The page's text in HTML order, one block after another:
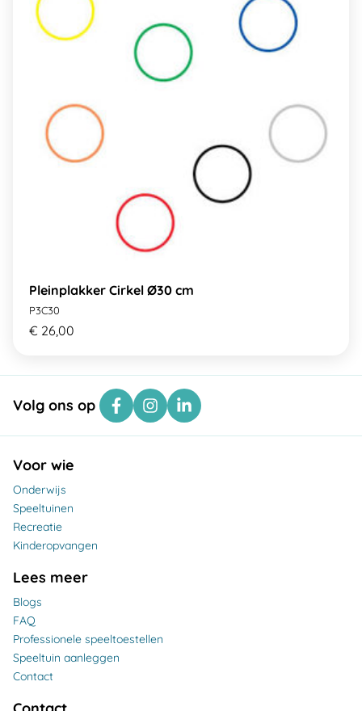
Pleinplakker Cirkel Ø30 cm
P3C30
€ 26,00
Volg ons op
Voor wie
Onderwijs
Speeltuinen
Recreatie
Kinderopvangen
Lees meer
Blogs
FAQ
Professionele speeltoestellen
Speeltuin aanleggen
Contact